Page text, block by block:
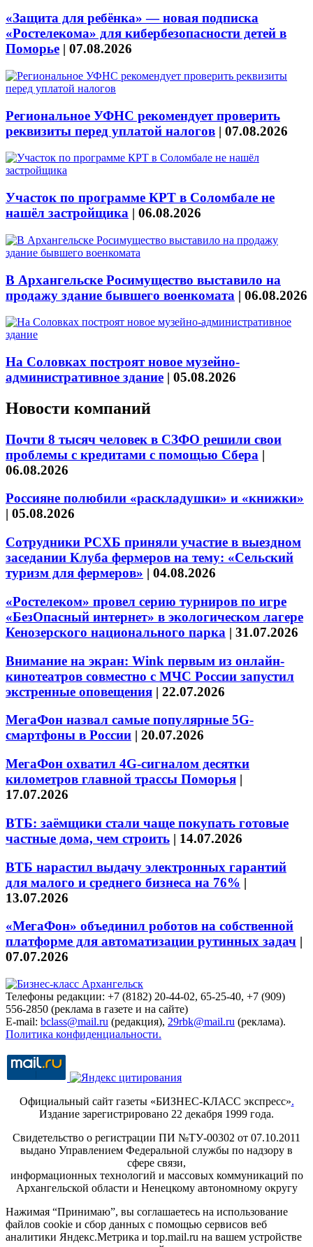
«Защита для ребёнка» — новая подписка
«Ростелекома» для кибербезопасности детей в
Поморье | 07.08.2026
Региональное УФНС рекомендует проверить
реквизиты перед уплатой налогов | 07.08.2026
Участок по программе КРТ в Соломбале не
нашёл застройщика | 06.08.2026
В Архангельске Росимущество выставило на
продажу здание бывшего военкомата | 06.08.2026
На Соловках построят новое музейно-
административное здание | 05.08.2026
Новости компаний
Почти 8 тысяч человек в СЗФО решили свои
проблемы с кредитами с помощью Сбера |
06.08.2026
Россияне полюбили «раскладушки» и «книжки»
| 05.08.2026
Сотрудники РСХБ приняли участие в выездном
заседании Клуба фермеров на тему: «Сельский
туризм для фермеров» | 04.08.2026
«Ростелеком» провел серию турниров по игре
«БезОпасный интернет» в экологическом лагере
Кенозерского национального парка | 31.07.2026
Внимание на экран: Wink первым из онлайн-
кинотеатров совместно с МЧС России запустил
экстренные оповещения | 22.07.2026
МегаФон назвал самые популярные 5G-
смартфоны в России | 20.07.2026
МегаФон охватил 4G-сигналом десятки
километров главной трассы Поморья |
17.07.2026
ВТБ: заёмщики стали чаще покупать готовые
частные дома, чем строить | 14.07.2026
ВТБ нарастил выдачу электронных гарантий
для малого и среднего бизнеса на 76% |
13.07.2026
«МегаФон» объединил роботов на собственной
платформе для автоматизации рутинных задач |
07.07.2026
Телефоны редакции: +7 (8182) 20-44-02, 65-25-40, +7 (909)
556-2850 (реклама в газете и на сайте)
E-mail: bclass@mail.ru (редакция), 29rbk@mail.ru (реклама).
Политика конфиденциальности.
Официальный сайт газеты «БИЗНЕС-КЛАСС экспресс».
Издание зарегистрировано 22 декабря 1999 года.
Свидетельство о регистрации ПИ №ТУ-00302 от 07.10.2011
выдано Управлением Федеральной службы по надзору в
сфере связи,
информационных технологий и массовых коммуникаций по
Архангельской области и Ненецкому автономному округу
Нажимая “Принимаю”, вы соглашаетесь на использование
файлов cookie и сбор данных с помощью сервисов веб
аналитики Яндекс.Метрика и top.mail.ru на вашем устройстве